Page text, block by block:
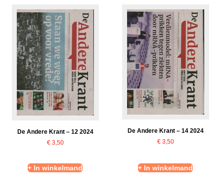
De Andere Krant – 12 2024
€3,50
+ In winkelmand
De Andere Krant – 14 2024
€3,50
+ In winkelmand